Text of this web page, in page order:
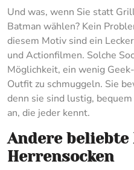
Und was, wenn Sie statt
Batman wählen? Kein
diesem Motiv sind ein
und Actionfilmen. Solche
Möglichkeit, ein wenig
Outfit zu schmuggeln. Sie
denn sie sind lustig,
an, die jeder kennt.
Andere
Herrensocken